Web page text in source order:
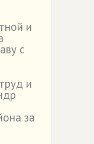
и
с
и
за